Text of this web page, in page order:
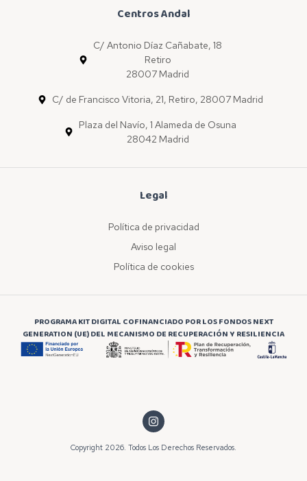
Centros Andal
C/ Antonio Díaz Cañabate, 18
Retiro
28007 Madrid
C/ de Francisco Vitoria, 21, Retiro, 28007 Madrid
Plaza del Navío, 1 Alameda de Osuna
28042 Madrid
Legal
Política de privacidad
Aviso legal
Política de cookies
PROGRAMA KIT DIGITAL COFINANCIADO POR LOS FONDOS NEXT
GENERATION (UE) DEL MECANISMO DE RECUPERACIÓN Y RESILIENCIA
Copyright 2026. Todos Los Derechos Reservados.